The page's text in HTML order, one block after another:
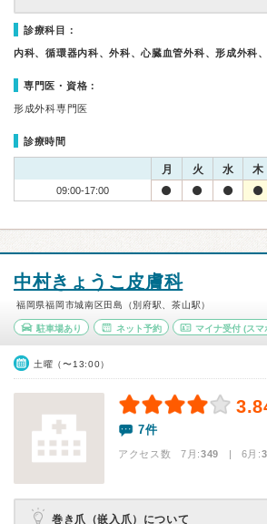
診療科目：
内科、循環器内科、外科、心臓血管外科、形成外科
専門医・資格：
形成外科専門医
診療時間
月 火 水 木
09:00-17:00
中村きょうこ皮膚科
福岡県福岡市城南区田島（別府駅、茶山駅）
駐車場あり ネット予約 マイナ受付 (スマ
土曜（〜13:00）
7件
アクセス数 7月:349 | 6月:
巻き爪（嵌入爪）について